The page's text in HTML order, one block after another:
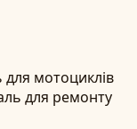
для мотоциклів
для ремонту